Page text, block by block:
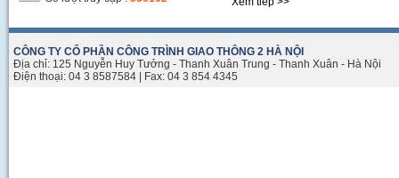
CÔNG TY CỔ PHẦN CÔNG TRÌNH GIAO THÔNG 2 HÀ NỘI
Địa chỉ: 125 Nguyễn Huy Tưởng - Thanh Xuân Trung - Thanh Xuân - Hà Nội
Điện thoại: 04 3 8587584 | Fax: 04 3 854 4345